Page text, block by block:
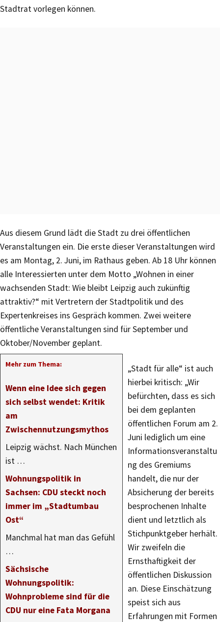
Stadtrat vorlegen können.
Aus diesem Grund lädt die Stadt zu drei öffentlichen
Veranstaltungen ein. Die erste dieser Veranstaltungen wird
es am Montag, 2. Juni, im Rathaus geben. Ab 18 Uhr können
alle Interessierten unter dem Motto „Wohnen in einer
wachsenden Stadt: Wie bleibt Leipzig auch zukünftig
attraktiv?“ mit Vertretern der Stadtpolitik und des
Expertenkreises ins Gespräch kommen. Zwei weitere
öffentliche Veranstaltungen sind für September und
Oktober/November geplant.
Mehr zum Thema:
Wenn eine Idee sich gegen
sich selbst wendet: Kritik
am
Zwischennutzungsmythos
Leipzig wächst. Nach München
ist …
Wohnungspolitik in
Sachsen: CDU steckt noch
immer im „Stadtumbau
Ost“
Manchmal hat man das Gefühl
…
Sächsische
Wohnungspolitik:
Wohnprobleme sind für die
CDU nur eine Fata Morgana
„Stadt für alle“ ist auch
hierbei kritisch: „Wir
befürchten, dass es sich
bei dem geplanten
öffentlichen Forum am 2.
Juni lediglich um eine
Informationsveranstaltu
ng des Gremiums
handelt, die nur der
Absicherung der bereits
besprochenen Inhalte
dient und letztlich als
Stichpunktgeber herhält.
Wir zweifeln die
Ernsthaftigkeit der
öffentlichen Diskussion
an. Diese Einschätzung
speist sich aus
Erfahrungen mit Formen